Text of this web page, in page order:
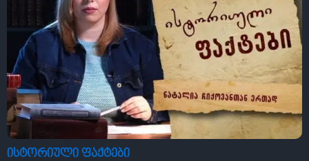
ისტორიული ფაქტები